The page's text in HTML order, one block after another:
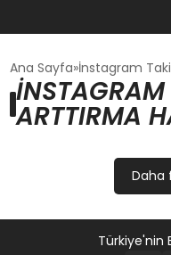
GÜNCEL
OYUN HABERLERI
EĞITIM
Ana Sayfa İnstagram
ARTTIRMA
Daha
Türkiye'nin